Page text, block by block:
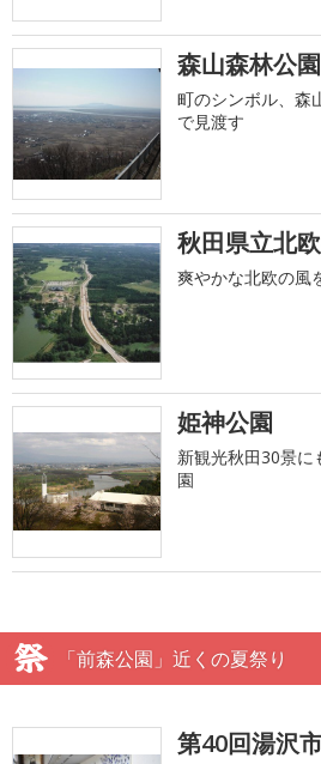
森山森林公園
町のシンボル、森
で見渡す
秋田県立北
爽やかな北欧の風
姫神公園
新観光秋田30景に
園
「前森公園」近くの夏祭り
第40回湯沢